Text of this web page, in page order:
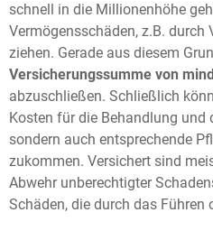
schnell in die Millionenhöhe
Vermögensschäden, z.B.
ziehen. Gerade aus diesem
Versicherungssumme von
abzuschließen. Schließlich
Kosten für die Behandlung und
sondern auch entsprechende
zukommen. Versichert sind
Abwehr unberechtigter
Schäden, die durch das Führen